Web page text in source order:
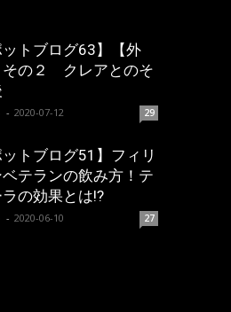
ットブログ63】【外
その２ クレアとのそ
- 2020-07-12 29
ットブログ51】フィリ
ベテランの飲み方！テ
の効果とは!?
- 2020-06-10 27